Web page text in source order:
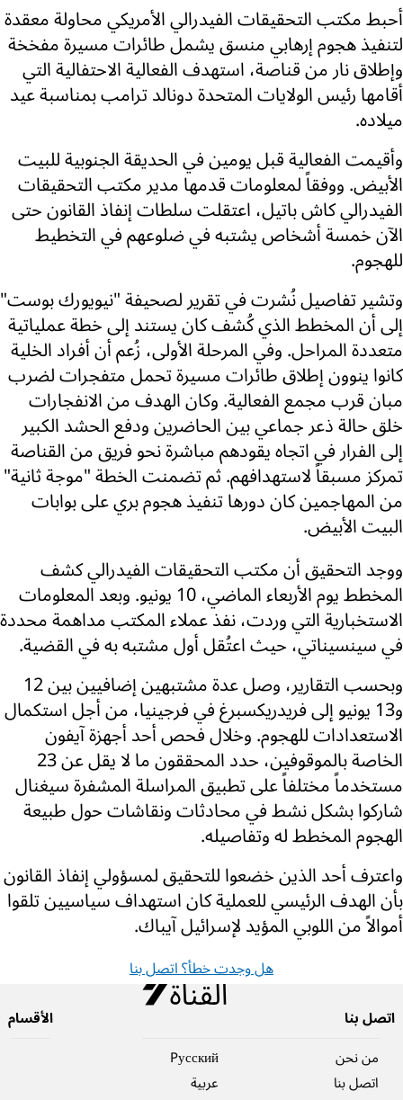
أحبط مكتب التحقيقات الفيدرالي الأمريكي محاولة معقدة
لتنفيذ هجوم إرهابي منسق يشمل طائرات مسيرة مفخخة
وإطلاق نار من قناصة، استهدف الفعالية الاحتفالية التي
أقامها رئيس الولايات المتحدة دونالد ترامب بمناسبة عيد
ميلاده.
وأقيمت الفعالية قبل يومين في الحديقة الجنوبية للبيت
الأبيض. ووفقاً لمعلومات قدمها مدير مكتب التحقيقات
الفيدرالي كاش باتيل، اعتقلت سلطات إنفاذ القانون حتى
الآن خمسة أشخاص يشتبه في ضلوعهم في التخطيط
للهجوم.
وتشير تفاصيل نُشرت في تقرير لصحيفة "نيويورك بوست"
إلى أن المخطط الذي كُشف كان يستند إلى خطة عملياتية
متعددة المراحل. وفي المرحلة الأولى، زُعم أن أفراد الخلية
كانوا ينوون إطلاق طائرات مسيرة تحمل متفجرات لضرب
مبان قرب مجمع الفعالية. وكان الهدف من الانفجارات
خلق حالة ذعر جماعي بين الحاضرين ودفع الحشد الكبير
إلى الفرار في اتجاه يقودهم مباشرة نحو فريق من القناصة
تمركز مسبقاً لاستهدافهم. ثم تضمنت الخطة "موجة ثانية"
من المهاجمين كان دورها تنفيذ هجوم بري على بوابات
البيت الأبيض.
ووجد التحقيق أن مكتب التحقيقات الفيدرالي كشف
المخطط يوم الأربعاء الماضي، 10 يونيو. وبعد المعلومات
الاستخبارية التي وردت، نفذ عملاء المكتب مداهمة محددة
في سينسيناتي، حيث اعتُقل أول مشتبه به في القضية.
وبحسب التقارير، وصل عدة مشتبهين إضافيين بين 12
و13 يونيو إلى فريدريكسبرغ في فرجينيا، من أجل استكمال
الاستعدادات للهجوم. وخلال فحص أحد أجهزة آيفون
الخاصة بالموقوفين، حدد المحققون ما لا يقل عن 23
مستخدماً مختلفاً على تطبيق المراسلة المشفرة سيغنال
شاركوا بشكل نشط في محادثات ونقاشات حول طبيعة
الهجوم المخطط له وتفاصيله.
واعترف أحد الذين خضعوا للتحقيق لمسؤولي إنفاذ القانون
بأن الهدف الرئيسي للعملية كان استهداف سياسيين تلقوا
أموالاً من اللوبي المؤيد لإسرائيل آيباك.
هل وجدت خطأ؟ اتصل بنا
اتصل بنا
من نحن
اتصل بنا
Pусский
عربية
الأقسام